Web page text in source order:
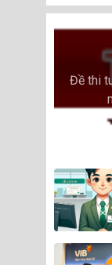
Đề thi